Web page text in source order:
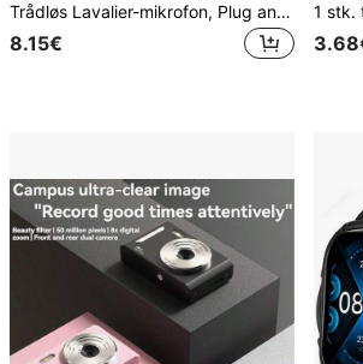
Trådløs Lavalier-mikrofon, Plug and Play, Smart støjreduktion, Omnidirektionel kondensator, Med vindskærm, Professionelt udstyr, Trådløs Lavalier-mikrofon til optagelse, livestreaming, interviews, sangoptagelse, podcasts, interviews og vlogs - USB Type-C (flere grænseflader og farver tilgængelige), Genopladeligt 60mAh litiumbatteri, 2.4G/3G/4G/5G-forbindelse, Interviewoptagelse | Trådløs mikrofon | Omnidirektionel pickup | Bærbar trådløs mikrofon | Smartphone-mikrofon
8.15€
1 stk.